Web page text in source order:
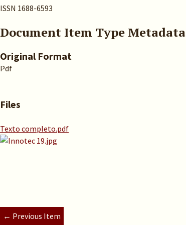
ISSN 1688-6593
Document Item Type Metadata
Original Format
Pdf
Files
Texto completo.pdf
← Previous Item